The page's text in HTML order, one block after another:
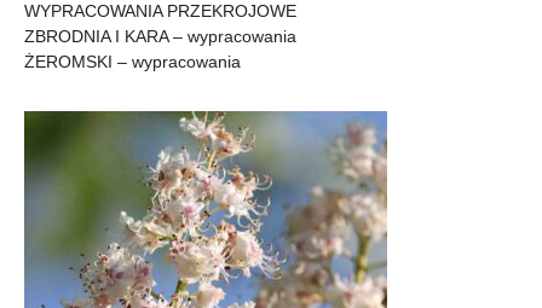
WYPRACOWANIA PRZEKROJOWE
ZBRODNIA I KARA – wypracowania
ŻEROMSKI – wypracowania